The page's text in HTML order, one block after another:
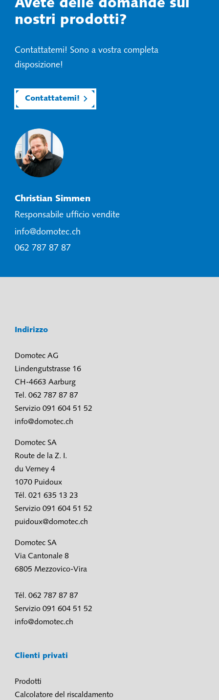
Avete delle domande sui
nostri prodotti?
Contattatemi! Sono a vostra completa
disposizione!
Contattatemi!
Christian Simmen
Responsabile ufficio vendite
info@domotec.ch
062 787 87 87
Indirizzo
Domotec AG
Lindengutstrasse 16
CH-4663 Aarburg
Tel. 062 787 87 87
Servizio 091 604 51 52
info@domotec.ch
Domotec SA
Route de la Z. I.
du Verney 4
1070 Puidoux
Tél. 021 635 13 23
Servizio 091 604 51 52
puidoux@domotec.ch
Domotec SA
Via Cantonale 8
6805 Mezzovico-Vira
Tél. 062 787 87 87
Servizio 091 604 51 52
info@domotec.ch
Clienti privati
Prodotti
Calcolatore del riscaldamento